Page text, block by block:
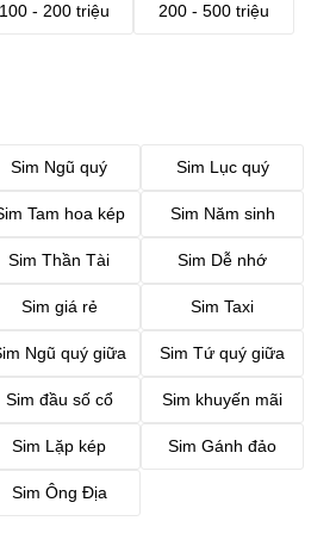
100 - 200 triệu 200 - 500 triệu
Sim Ngũ quý Sim Lục quý
Tam hoa kép Sim Năm sinh
Sim Thần Tài Sim Dễ nhớ
Sim giá rẻ Sim Taxi
Ngũ quý giữa Sim Tứ quý giữa
Sim đầu số cổ Sim khuyến mãi
Sim Lặp kép Sim Gánh đảo
Sim Ông Địa